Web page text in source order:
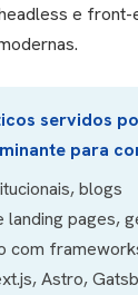
e front-
servidos
para
blogs
landing pages,
com
Astro,